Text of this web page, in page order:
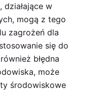
działające w
mogą z tego
zagrożeń dla
się do
błędna
może
środowiskowe